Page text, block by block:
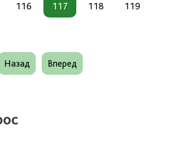
116 117 118 119
Назад Вперед